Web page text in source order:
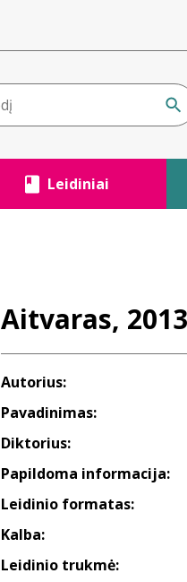
Leidiniai
Aitvaras,
Autorius:
Pavadinimas:
Diktorius:
Papildoma informacija:
Leidinio formatas:
Kalba:
Leidinio trukmė: